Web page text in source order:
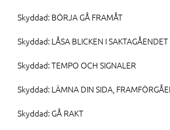
Skyddad: BÖRJA GÅ FRAMÅT
Skyddad: LÅSA BLICKEN I SAKTAGÅENDET
Skyddad: TEMPO OCH SIGNALER
Skyddad: LÄMNA DIN SIDA,
Skyddad: GÅ RAKT